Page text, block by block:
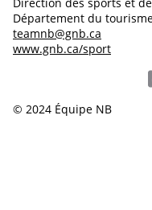
Direction des sports et
Département du
teamnb@gnb.ca
www.gnb.ca/sport
© 2024 Équipe NB